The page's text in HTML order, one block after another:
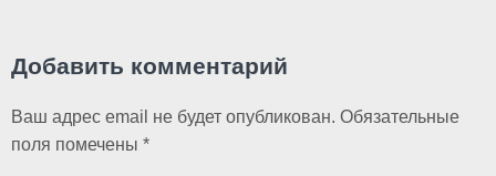
Добавить комментарий
Ваш адрес email не будет опубликован. Обязательные
поля помечены *